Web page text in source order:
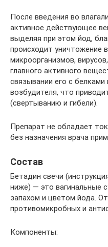
После введения во
активное действующее
выделяя при этом йод,
происходит уничтожение
микроорганизмов,
главного активного
связывании его с
возбудителя, что
(свертыванию и гибели).
Препарат не обладает
без назначения врача
Состав
Бетадин свечи
ниже) — это вагинальные
запахом и цветом йода.
противомикробных и
Компоненты: